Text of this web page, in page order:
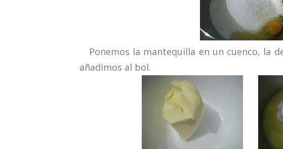
Ponemos la mantequilla en un cuenco, la
añadimos al bol.